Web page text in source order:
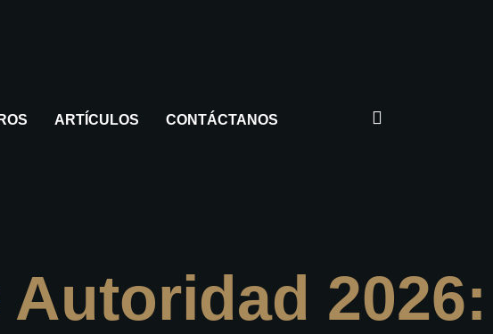
ARTÍCULOS CONTÁCTANOS
2026: